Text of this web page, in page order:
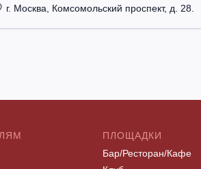
г. Москва, Комсомольский проспект, д. 28.
ПЛОЩАДКИ
Бар/Ресторан/Кафе